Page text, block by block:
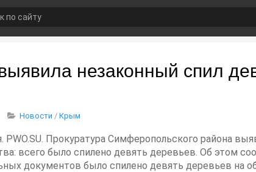
незаконный спил
Новости / Крым
PWO.SU. Прокуратура Симферопольского района
всего было спилено девять деревьев. Об этом
документов было спилено девять деревьев